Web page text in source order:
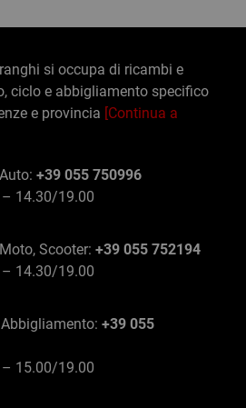
si occupa di ricambi e
ciclo e abbigliamento specifico
e provincia [Continua a
+39 055 750996
14.30/19.00
Scooter: +39 055 752194
14.30/19.00
+39 055
15.00/19.00